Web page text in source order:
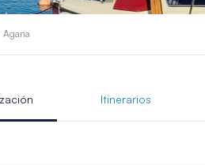
Agana
Itinerarios